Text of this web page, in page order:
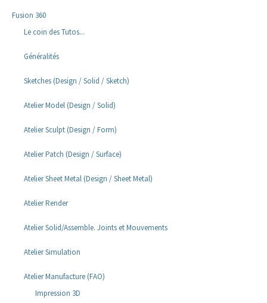
Fusion 360
Le coin des Tutos...
Généralités
Sketches (Design / Solid / Sketch)
Atelier Model (Design / Solid)
Atelier Sculpt (Design / Form)
Atelier Patch (Design / Surface)
Atelier Sheet Metal (Design / Sheet Metal)
Atelier Render
Atelier Solid/Assemble. Joints et Mouvements
Atelier Simulation
Atelier Manufacture (FAO)
Impression 3D